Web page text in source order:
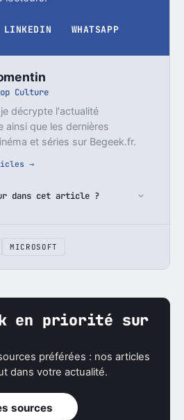
LINKEDIN WHATSAPP
Culture
décrypte l'actualité
ainsi que les dernières
et séries sur Begeek.fr.
→
dans cet article ?
MICROSOFT
en priorité sur
préférées : nos articles
dans votre actualité.
sources